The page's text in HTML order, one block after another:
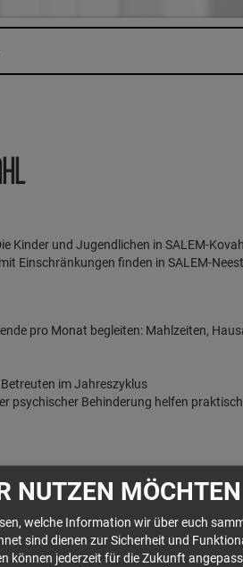
Kinder und Jugendlichen in SALEM-
Einschränkungen finden in SALEM-
pro Monat begleiten: Mahlzeiten,
im Jahreszyklus
psychischer Behinderung helfen
praktische Fertigkeiten sowie den
aus dem eigenen Anbau. Bei
steht ein Auto zur Verfügung.
NUTZEN MÖCHTEN
welche Information wir über euch
sind dienen zur Sicherheit und
können jederzeit für die Zukunft